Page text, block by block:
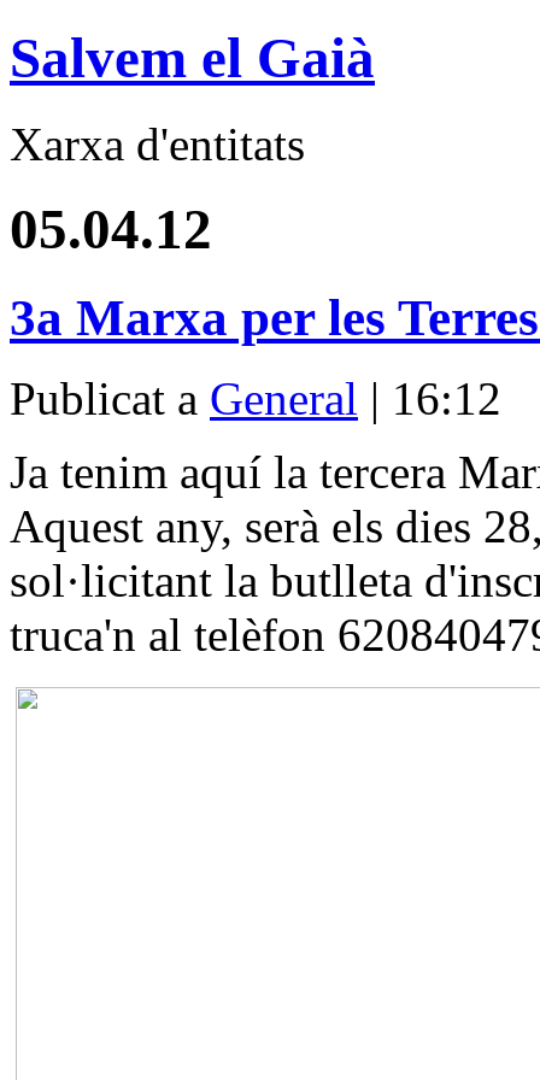
Salvem el Gaià
Xarxa d'entitats
05.04.12
3a Marxa per les
Publicat a General | 16:12
Ja tenim aquí la tercera
Aquest any, serà els dies
sol·licitant la butlleta
truca'n al telèfon